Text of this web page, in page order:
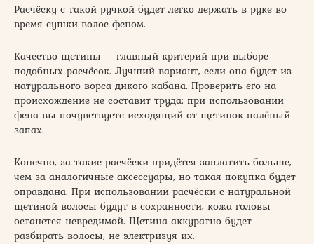
Расчёску с такой ручкой будет легко держать в руке во
время сушки волос феном.
Качество щетины – главный критерий при выборе
подобных расчёсок. Лучший вариант, если она будет из
натурального ворса дикого кабана. Проверить его на
происхождение не составит труда: при использовании
фена вы почувствуете исходящий от щетинок палёный
запах.
Конечно, за такие расчёски придётся заплатить больше,
чем за аналогичные аксессуары, но такая покупка будет
оправдана. При использовании расчёски с натуральной
щетиной волосы будут в сохранности, кожа головы
останется невредимой. Щетина аккуратно будет
разбирать волосы, не электризуя их.